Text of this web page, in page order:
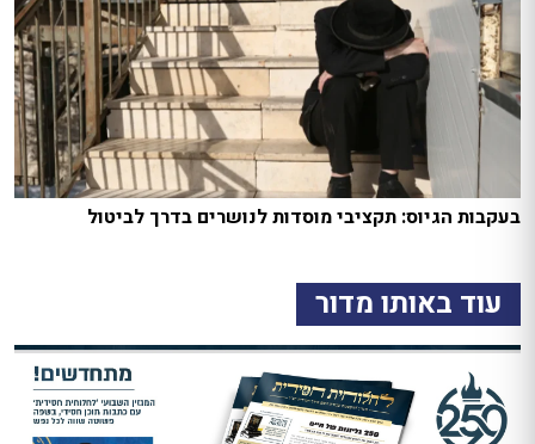
בעקבות הגיוס: תקציבי מוסדות לנושרים בדרך לביטול
עוד באותו מדור